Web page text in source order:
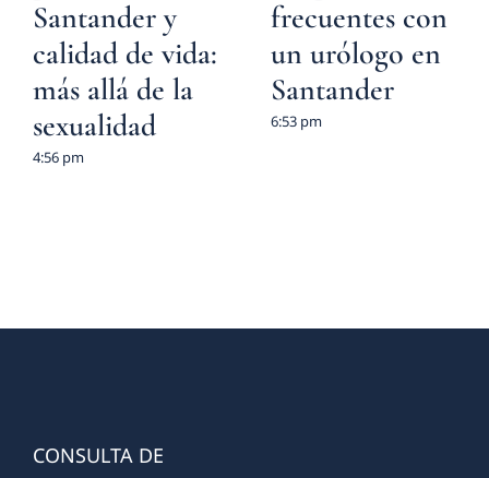
Santander y
calidad de vida:
más allá de la
sexualidad
4:56 pm
frecuentes con
un urólogo en
Santander
6:53 pm
CONSULTA DE